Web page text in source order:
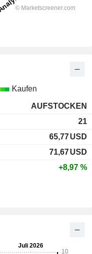
Kaufen
AUFSTOCKEN
21
65,77USD
71,67USD
+8,97 %